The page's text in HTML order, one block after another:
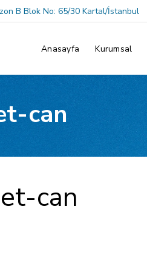
B Blok No: 65/30 Kartal/İstanbul
Anasayfa Kurumsal
can
can